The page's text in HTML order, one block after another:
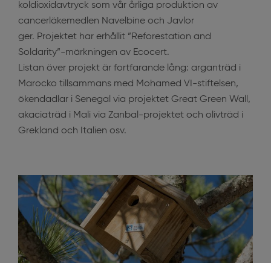
koldioxidavtryck som vår årliga produktion av
cancerläkemedlen Navelbine och Javlor
ger. Projektet har erhållit ”Reforestation and
Soldarity”-märkningen av Ecocert.
Listan över projekt är fortfarande lång: arganträd i
Marocko tillsammans med Mohamed VI-stiftelsen,
ökendadlar i Senegal via projektet Great Green Wall,
akaciaträd i Mali via Zanbal-projektet och olivträd i
Grekland och Italien osv.